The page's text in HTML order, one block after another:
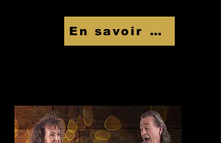
En savoir Plus